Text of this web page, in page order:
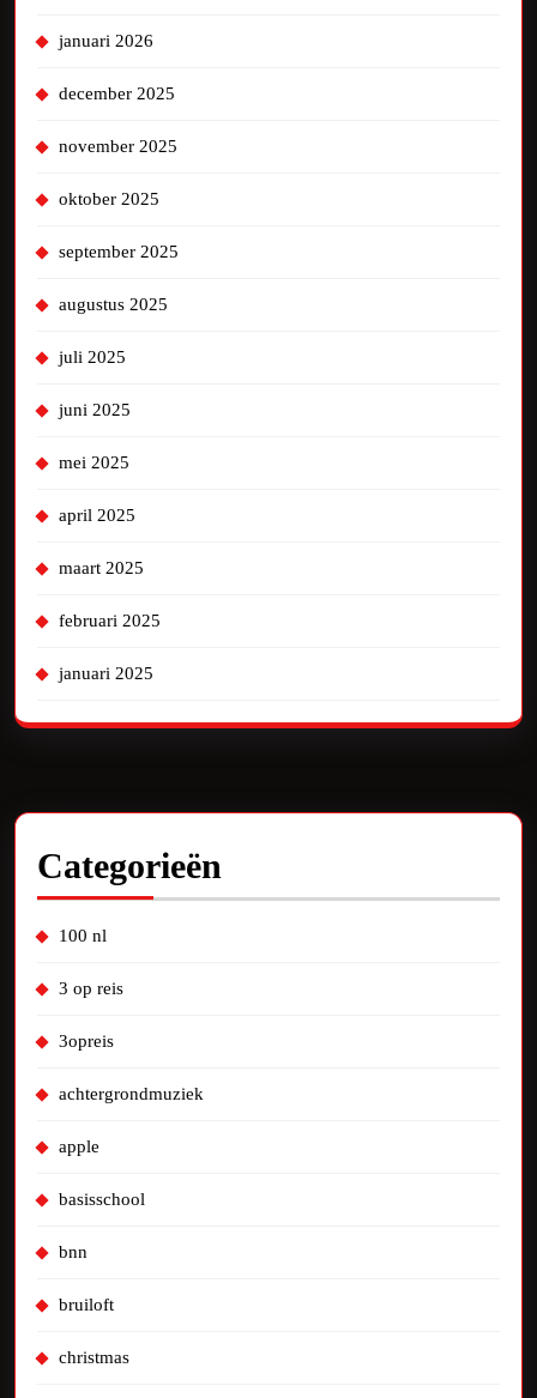
januari 2026
december 2025
november 2025
oktober 2025
september 2025
augustus 2025
juli 2025
juni 2025
mei 2025
april 2025
maart 2025
februari 2025
januari 2025
Categorieën
100 nl
3 op reis
3opreis
achtergrondmuziek
apple
basisschool
bnn
bruiloft
christmas